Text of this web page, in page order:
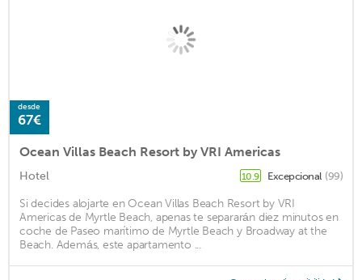
desde
67€
Ocean Villas Beach Resort by VRI Americas
Hotel 10.9 Excepcional (99)
Si decides alojarte en Ocean Villas Beach Resort by VRI
Americas de Myrtle Beach, apenas te separarán diez minutos en
coche de Paseo marítimo de Myrtle Beach y Broadway at the
Beach. Además, este apartamento ...